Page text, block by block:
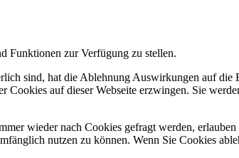
Funktionen zur Verfügung zu stellen.
sind, hat die Ablehnung Auswirkungen auf die
auf dieser Webseite erzwingen. Sie
wieder nach Cookies gefragt werden,
nutzen zu können. Wenn Sie Cookies